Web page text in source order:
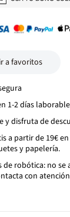
a favoritos
1-2 días
y disfruta de
a partir de 19€
y papelería.
de robótica: no se
con